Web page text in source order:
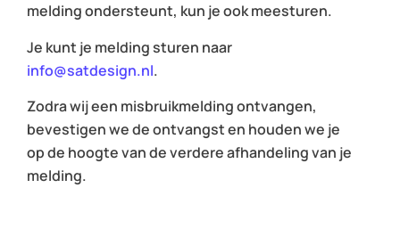
melding ondersteunt, kun je ook meesturen.
Je kunt je melding sturen naar
info@satdesign.nl.
Zodra wij een misbruikmelding ontvangen,
bevestigen we de ontvangst en houden we je
op de hoogte van de verdere afhandeling van je
melding.